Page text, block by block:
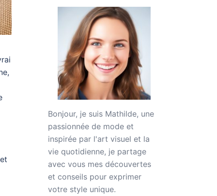
Bonjour, je suis Mathilde, une
passionnée de mode et
inspirée par l'art visuel et la
vie quotidienne, je partage
avec vous mes découvertes
et conseils pour exprimer
votre style unique.